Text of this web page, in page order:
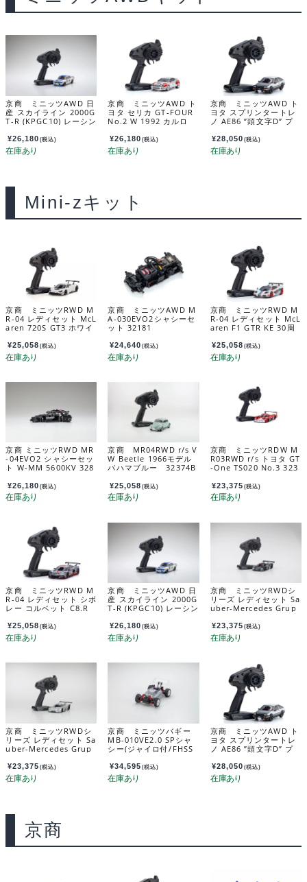
京商 ミニッツAWD 日
産 スカイライン 2000G
T-R (KPGC10) レーシン
¥26,180 (税込)
京商 ミニッツAWD ト
ヨタ セリカ GT-FOUR
No.2 W 1992 カルロ
¥26,180 (税込)
京商 ミニッツAWD ト
ヨタ スプリンタートレ
ノ AE86 ”頭文字D” プ
ルバージョン 32656ID
C
¥28,050 (税込)
Mini-zキット
京商 ミニッツRWD M
R-04 レディセット McL
aren 720S GT3 ホワイ
¥25,058 (税込)
京商 ミニッツAWD M
A-030EVO2シャシーセ
ット 32181
¥24,640 (税込)
京商 ミニッツRWD M
R-04 レディセット McL
aren F1 GTR KE 30周
¥25,058 (税込)
京商 ミニッツRWD MR
-04EVO2 シャシーセッ
ト W-MM 5600KV 328
¥26,180 (税込)
京商 MR04RWD r/s V
W Beetle 1966モデル
バハマブルー 32374B
¥25,058 (税込)
京商 ミニッツRDW M
R03RWD r/s トヨタ GT
-One TS020 No.3 323
¥23,375 (税込)
京商 ミニッツRWD M
R-04 レディセット シボ
レー コルベット C8.R
356GMR
¥25,058 (税込)
京商 ミニッツAWD 日
産 スカイライン 2000G
T-R (KPGC10) レーシン
¥26,180 (税込)
京商 ミニッツRWDシ
リーズ レディセット Sa
uber-Mercedes Grup
n C9, Nr.62, LM 1988
32353AG
¥23,375 (税込)
京商 ミニッツRWDシ
リーズ レディセット Sa
uber-Mercedes Grup
n C9, Nr.63, LM 1989
32353S
¥23,375 (税込)
京商 ミニッツバギー
MB-010VE2.0 SPシャ
シー(ジャイロ付/FHSS
¥34,595 (税込)
京商 ミニッツAWD ト
ヨタ スプリンタートレ
ノ AE86 ”頭文字D” プ
ルバージョン 32656ID
C
¥28,050 (税込)
京商